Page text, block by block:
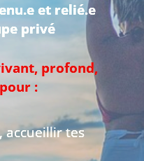
et relié.e
privé
profond,
:
accueillir tes